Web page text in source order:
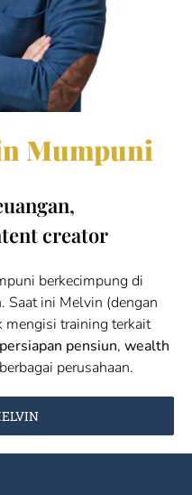
Mumpuni
creator
berkecimpung di
Saat ini Melvin (dengan
mengisi training terkait
pensiun, wealth
perusahaan.